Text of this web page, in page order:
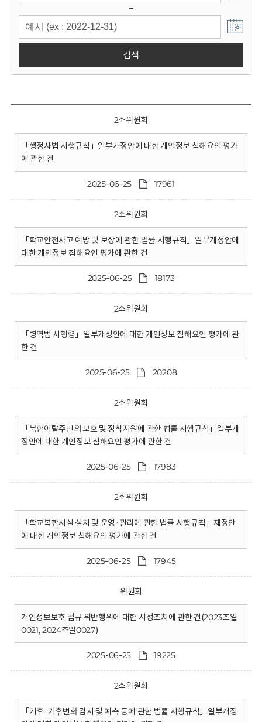
~
검색
2소위원회
「행정사법 시행규칙」일부개정안에 대한 개인정보 침해요인 평가
에 관한 건
2025-06-25 17961
2소위원회
「학교안전사고 예방 및 보상에 관한 법률 시행규칙」일부개정안에
대한 개인정보 침해요인 평가에 관한 건
2025-06-25 18173
2소위원회
「병역법 시행령」일부개정안에 대한 개인정보 침해요인 평가에 관
한 건
2025-06-25 20208
2소위원회
「북한이탈주민의 보호 및 정착지원에 관한 법률 시행규칙」일부개
정안에 대한 개인정보 침해요인 평가에 관한 건
2025-06-25 17983
2소위원회
「학교복합시설 설치 및 운영·관리에 관한 법률 시행규칙」제정안
에 대한 개인정보 침해요인 평가에 관한 건
2025-06-25 17945
위원회
개인정보보호 법규 위반행위에 대한 시정조치에 관한 건(2023조일
0021, 2024조일0027)
2025-06-25 19225
2소위원회
「기후·기후변화 감시 및 예측 등에 관한 법률 시행규칙」일부개정